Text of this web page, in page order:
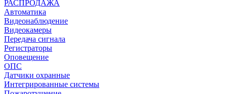
РАСПРОДАЖА
Автоматика
Видеонаблюдение
Видеокамеры
Передача сигнала
Регистраторы
Оповещение
ОПС
Датчики охранные
Интегрированные системы